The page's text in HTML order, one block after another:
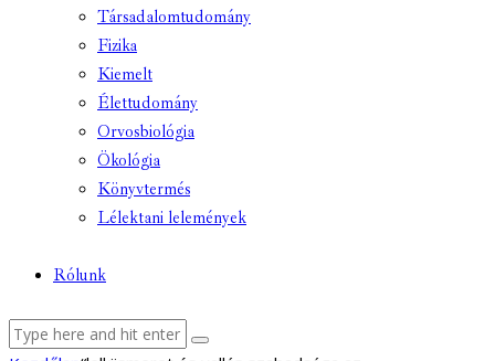
Társadalomtudomány
Fizika
Kiemelt
Élettudomány
Orvosbiológia
Ökológia
Könyvtermés
Lélektani lelemények
Rólunk